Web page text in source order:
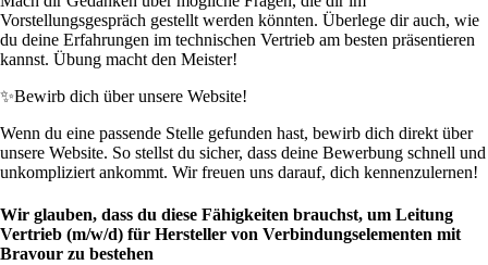
Vorstellungsgespräch gestellt werden könnten. Überlege dir auch, wie
du deine Erfahrungen im technischen Vertrieb am besten präsentieren
kannst. Übung macht den Meister!
✨Bewirb dich über unsere Website!
Wenn du eine passende Stelle gefunden hast, bewirb dich direkt über
unsere Website. So stellst du sicher, dass deine Bewerbung schnell und
unkompliziert ankommt. Wir freuen uns darauf, dich kennenzulernen!
Wir glauben, dass du diese Fähigkeiten brauchst, um Leitung
Vertrieb (m/w/d) für Hersteller von Verbindungselementen mit
Bravour zu bestehen